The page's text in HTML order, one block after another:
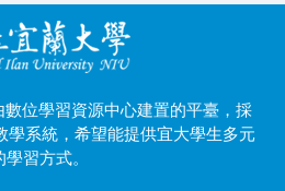
位學習資源中心建置的平臺，採
學系統，希望能提供宜大學生多元
學習方式。